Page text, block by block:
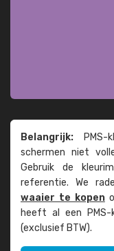
Belangrijk: PMS-
schermen niet
Gebruik de
referentie. We
waaier te kopen
heeft al een PMS-
(exclusief BTW).